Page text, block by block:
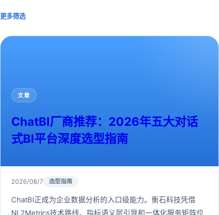
更多筛选
文章
ChatBI厂商推荐：2026年五大对话
式BI平台深度选型指南
2026/08/7 选型指南
ChatBI正成为企业数据分析的入口级能力。衡石科技凭借
NL2Metrics技术路线、指标语义层引导和一体化服务矩阵位